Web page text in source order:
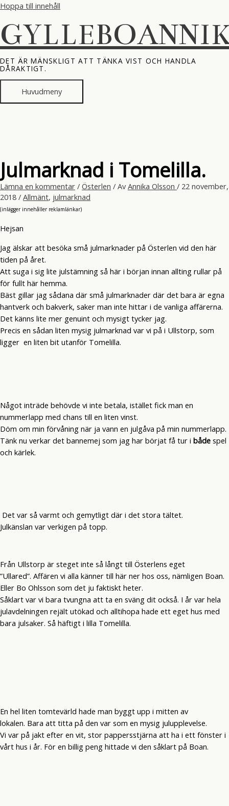
Hoppa till innehåll
DET ÄR MÄNSKLIGT ATT TÄNKA VIST OCH HANDLA
DÅRAKTIGT.
Huvudmeny
Julmarknad i Tomelilla.
Lämna en kommentar / Österlen / Av Annika Olsson / 22 november,
2018 / Allmänt, julmarknad
(inlägger innehåller reklamlänkar)
Hejsan
Jag älskar att besöka små julmarknader på Österlen vid den här
tiden på året.
Att suga i sig lite julstämning så här i början innan allting rullar på
för fullt här hemma.
Bäst gillar jag sådana där små julmarknader där det bara är egna
hantverk och bakverk, saker man inte hittar i de vanliga affärerna.
Det känns lite mer genuint och mysigt tycker jag.
Precis en sådan liten mysig julmarknad var vi på i Ullstorp, som
ligger en liten bit utanför Tomelilla.
Något inträde behövde vi inte betala, istället fick man en
nummerlapp med chans till en liten vinst.
Döm om min förvåning när ja vann en julgåva på min nummerlapp.
Tänk nu verkar det bannemej som jag har börjat få tur i både spel
och kärlek.
Det var så varmt och gemytligt där i det stora tältet.
Julkänslan var verkigen på topp.
Från Ullstorp är steget inte så långt till Österlens eget
”Ullared”. Affären vi alla känner till här ner hos oss, nämligen Boan.
Eller Bo Ohlsson som det ju faktiskt heter.
Såklart var vi bara tvungna att ta en sväng dit också. I år var hela
julavdelningen rejält utökad och alltihopa hade ett eget hus med
bara julsaker. Så häftigt i lilla Tomelilla.
En hel liten tomtevärld hade man byggt upp i mitten av
lokalen. Bara att titta på den var som en mysig julupplevelse.
Vi var på jakt efter en vit, stor pappersstjärna att ha i ett fönster i
vårt hus i år. För en billig peng hittade vi den såklart på Boan.